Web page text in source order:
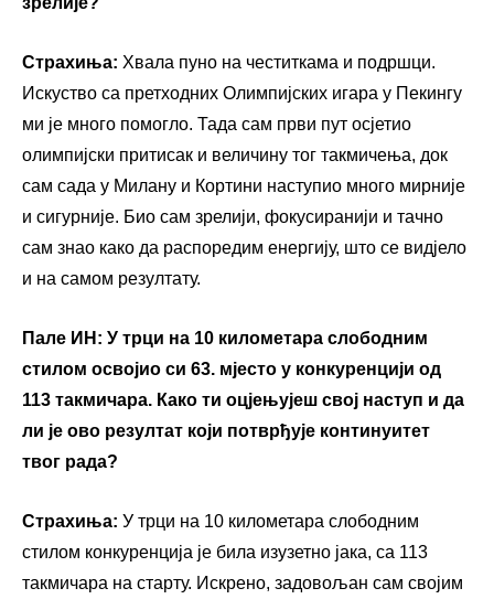
Страхиња: Хвала пуно на честиткама и подршци.
Искуство са претходних Олимпијских игара у Пекингу
ми је много помогло. Тада сам први пут осјетио
олимпијски притисак и величину тог такмичења, док
сам сада у Милану и Кортини наступио много мирније
и сигурније. Био сам зрелији, фокусиранији и тачно
сам знао како да распоредим енергију, што се видјело
и на самом резултату.
Пале ИН: У трци на 10 километара слободним
стилом освојио си 63. мјесто у конкуренцији од
113 такмичара. Како ти оцјењујеш свој наступ и да
ли је ово резултат који потврђује континуитет
твог рада?
Страхиња: У трци на 10 километара слободним
стилом конкуренција је била изузетно јака, са 113
такмичара на старту. Искрено, задовољан сам својим